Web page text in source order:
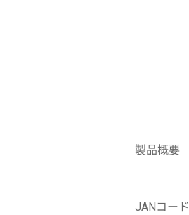
製品概要
JANコード